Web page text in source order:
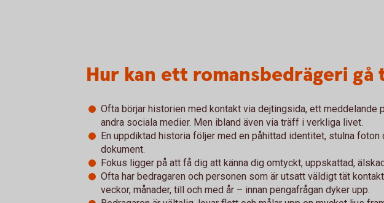
Hur kan ett romansbedrägeri gå
Ofta börjar historien med kontakt via dejtingsida, ett meddelande
andra sociala medier. Men ibland även via träff i verkliga livet.
En uppdiktad historia följer med en påhittad identitet, stulna foton
dokument.
Fokus ligger på att få dig att känna dig omtyckt, uppskattad,
Ofta har bedragaren och personen som är utsatt väldigt tät
veckor, månader, till och med år – innan pengafrågan dyker upp.